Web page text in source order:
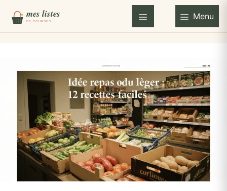
contenu
Menu Menu